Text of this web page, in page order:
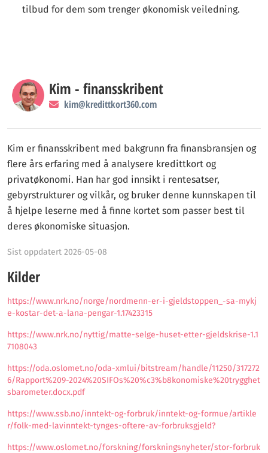
tilbud for dem som trenger økonomisk veiledning.
Kim - finansskribent
kim@kredittkort360.com
Kim er finansskribent med bakgrunn fra finansbransjen og
flere års erfaring med å analysere kredittkort og
privatøkonomi. Han har god innsikt i rentesatser,
gebyrstrukturer og vilkår, og bruker denne kunnskapen til
å hjelpe leserne med å finne kortet som passer best til
deres økonomiske situasjon.
Sist oppdatert 2026-05-08
Kilder
https://www.nrk.no/norge/nordmenn-er-i-gjeldstoppen_-sa-mykj
e-kostar-det-a-lana-pengar-1.17423315
https://www.nrk.no/nyttig/matte-selge-huset-etter-gjeldskrise-1.1
7108043
https://oda.oslomet.no/oda-xmlui/bitstream/handle/11250/317272
6/Rapport%209-2024%20SIFOs%20%c3%b8konomiske%20trygghet
sbarometer.docx.pdf
https://www.ssb.no/inntekt-og-forbruk/inntekt-og-formue/artikle
r/folk-med-lavinntekt-tynges-oftere-av-forbruksgjeld?
https://www.oslomet.no/forskning/forskningsnyheter/stor-forbruk